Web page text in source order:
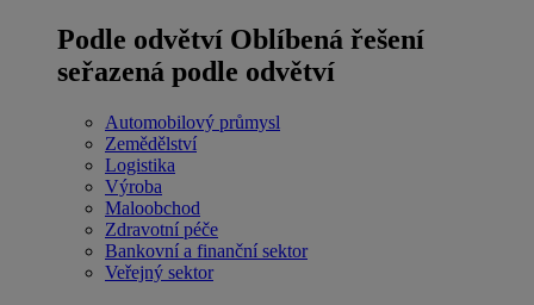
Podle odvětví Oblíbená řešení
seřazená podle odvětví
Automobilový průmysl
Zemědělství
Logistika
Výroba
Maloobchod
Zdravotní péče
Bankovní a finanční sektor
Veřejný sektor